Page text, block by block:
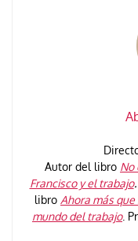
Autor del libro No
Francisco y el trabajo.
libro Ahora más
mundo del trabajo.